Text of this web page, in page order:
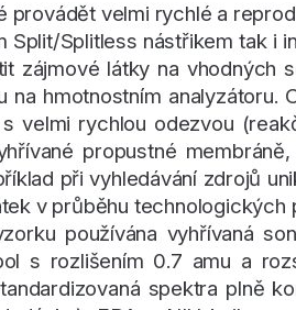
velmi rychlé a
Splitless nástřikem tak i
zájmové látky na vhodných
hmotnostním analyzátoru.
velmi rychlou odezvou
propustné
při vyhledávání zdrojů
v průběhu
používána vyhřívaná
s rozlišením 0.7 amu a
spektra plně